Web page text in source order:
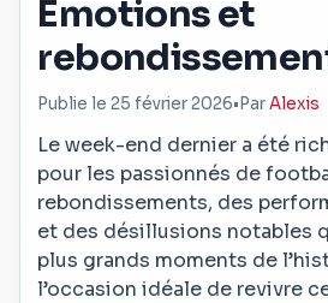
Émotions et
Publie le 25 février 2026• ParAlexis
Le week-end dernier a été
pour les passionnés de
rebondissements, des
et des désillusions notables
plus grands moments de
l’occasion idéale de revivre